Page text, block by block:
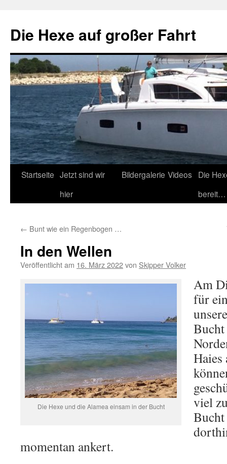
springen
Die Hexe auf großer Fahrt
Startseite Jetzt sind wir
hier
Bildergalerie Videos
Die
bereit…
← Bunt wie ein Regenbogen …
In den Wellen
Veröffentlicht am 16. März 2022von Skipper Volker
Die Hexe und die Alamea einsam in der Bucht
Am
für
Bucht
Haies
viel
Bucht
momentan ankert.